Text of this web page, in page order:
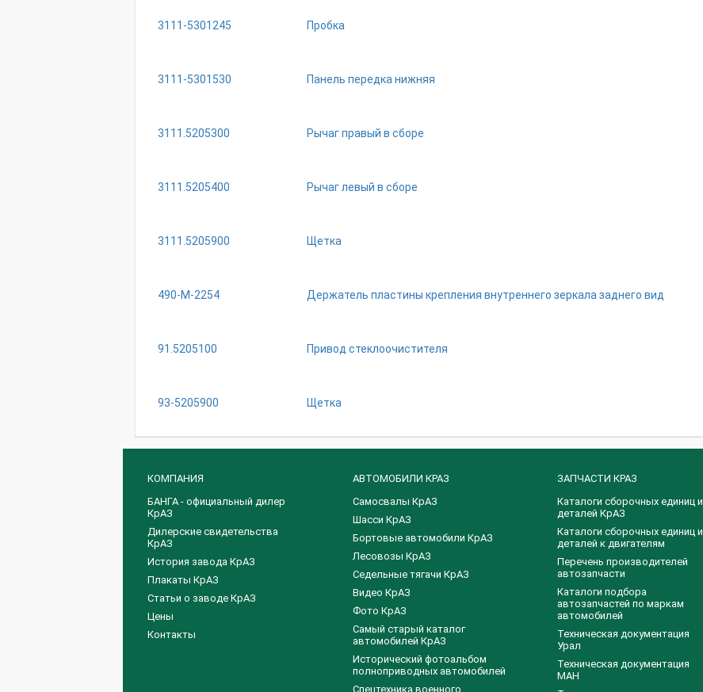
3111-5301245 Пробка
3111-5301530 Панель передка нижняя
3111.5205300 Рычаг правый в сборе
3111.5205400 Рычаг левый в сборе
3111.5205900 Щетка
490-М-2254 Держатель пластины крепления внутреннего зеркала заднего вид
91.5205100 Привод стеклоочистителя
93-5205900 Щетка
КОМПАНИЯ
БАНГА - официальный дилер
КрАЗ
Дилерские свидетельства
КрАЗ
История завода КрАЗ
Плакаты КрАЗ
Статьи о заводе КрАЗ
Цены
Контакты
АВТОМОБИЛИ КРАЗ
Самосвалы КрАЗ
Шасси КрАЗ
Бортовые автомобили КрАЗ
Лесовозы КрАЗ
Седельные тягачи КрАЗ
Видео КрАЗ
Фото КрАЗ
Самый старый каталог
автомобилей КрАЗ
Исторический фотоальбом
полноприводных автомобилей
Спецтехника военного
ЗАПЧАСТИ КРАЗ
Каталоги сборочных единиц и
деталей КрАЗ
​Каталоги сборочных единиц и
деталей к двигателям
Перечень производителей
автозапчасти
Каталоги подбора
автозапчастей по маркам
автомобилей
Техническая документация
Урал
Техническая документация
МАН